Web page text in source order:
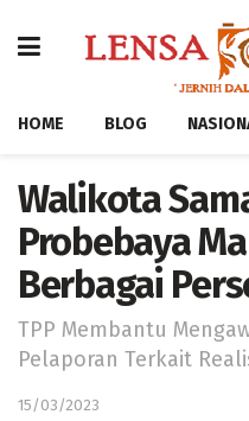
HOME BLOG
Walikota
Probebaya
Berbagai
TPP Membantu
Pelaporan Terkait
15/03/2023